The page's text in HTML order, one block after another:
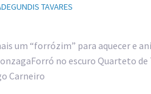
TAVARES
um “forrózim” para aquecer e
no escuro Quarteto
Carneiro